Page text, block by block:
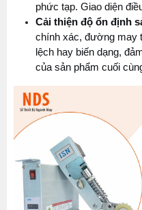
phức tạp. Giao diện
Cải thiện độ ổn định
chính xác, đường may
lệch hay biến dạng,
của sản phẩm cuối